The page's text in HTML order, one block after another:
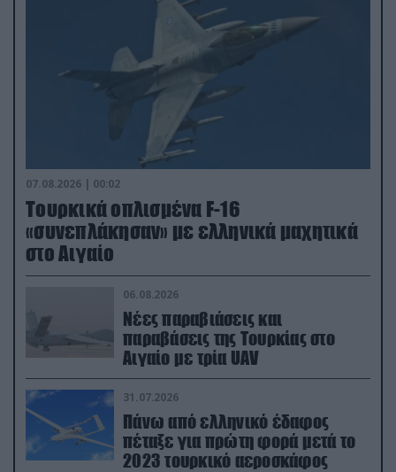
07.08.2026 | 00:02
Τουρκικά οπλισμένα F-16
«συνεπλάκησαν» με ελληνικά μαχητικά
στο Αιγαίο
06.08.2026
Νέες παραβιάσεις και
παραβάσεις της Τουρκίας στο
Αιγαίο με τρία UAV
31.07.2026
Πάνω από ελληνικό έδαφος
πέταξε για πρώτη φορά μετά το
2023 τουρκικό αεροσκάφος